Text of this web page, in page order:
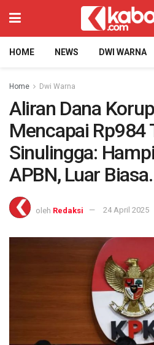
HOME NEWS DWI WARNA
Home Dwi Warna
Aliran Dana
Mencapai Rp984
Sinulingga:
APBN, Luar
oleh Redaksi 24 April 2025